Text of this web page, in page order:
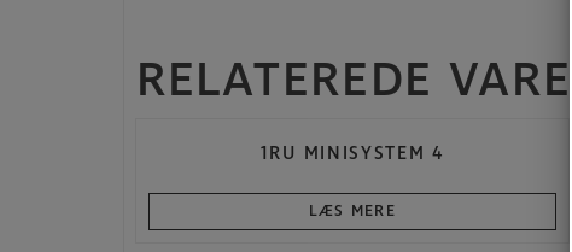
RELATEREDE VARER
1RU MINISYSTEM 4
LÆS MERE